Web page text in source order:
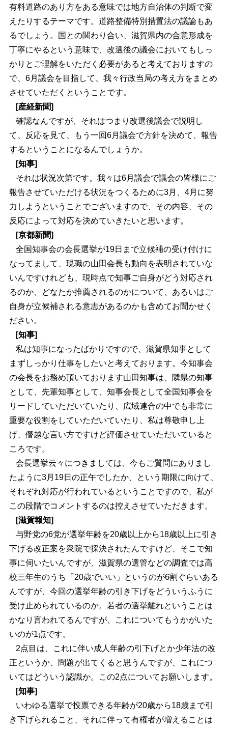
有料道路のあり方をある意味では地方自治体の判断で変
えたりするテーマです。道路整備特別措置法の議論もあ
るでしょう。国との関わり合い、滋賀県内の合意形成を
丁寧にやるという意味で、改選後の議会においてもしっ
かりとご理解をいただく必要があると考えておりますの
で、6月議会を目指して、我々行政当局の考え方をまとめ
させていただくということです。
[産経新聞]
確認なんですが、それはつまり改選後議会で説明し
て、反応を見て、もう一回6月議会で方針を決めて、報告
するということになるんでしょうか。
[知事]
それは状況次第です。我々は6月議会で議会の皆様にご
報告させていただける状況をつくるために3月、4月に努
力しようということでございますので、その内容、その
反応によって対応を決めていきたいと思います。
[京都新聞]
全国知事会の会長選挙が19日まで立候補の受け付けに
なってまして、現職の山田会長も動向を表明されていな
いんですけれども、現時点で知事ご自身がどう対応され
るのか、どなたか推薦されるのかについて、あるいはご
自身が立候補される意志があるのかも含めてお聞かせく
ださい。
[知事]
私は知事になったばかりですので、滋賀県知事として
まずしっかり仕事をしたいと考えております。今知事会
の会長をお務め頂いております山田知事は、隣県の知事
として、先輩知事として、知事会長として全国知事会を
リードしていただいていたり、広域連合の中でも非常に
重要な役割をしていただいていたり、私は尊敬申し上
げ、僭越な言い方ですけど評価させていただいていると
ころです。
会長選挙云々につきましては、今もご質問にありまし
たように3月19日の正午でしたか、という期限に向けて、
それぞれ対応が行われているということですので、私が
この段階でコメントするのは控えさせていただきます。
[滋賀報知]
与野党の6党が選挙年齢を20歳以上から18歳以上に引き
下げる改正案を衆院で採決されたんですけど、そこで知
事に伺いたいんですが、滋賀県の選管などの調査では高
校三年生のうち「20歳でいい」というのが6割ぐらいある
んですが、今回の選挙年齢の引き下げをどういうふうに
受け止められているのか。若者の選挙離れということは
かなり言われてるんですが、これについてもうかがいた
いのが1点です。
2点目は、これに伴い成人年齢の引下げとか少年法の改
正というか、問題が出てくると思うんですが、これにつ
いてはどういう認識か。この2点についてお願いします。
[知事]
いわゆる選挙で投票できる年齢が20歳から18歳まで引
き下げられること、それに伴って有権者が増えることは